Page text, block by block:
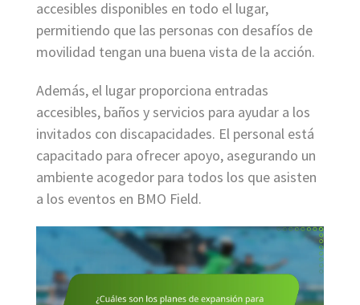
accesibles disponibles en todo el lugar,
permitiendo que las personas con desafíos de
movilidad tengan una buena vista de la acción.
Además, el lugar proporciona entradas
accesibles, baños y servicios para ayudar a los
invitados con discapacidades. El personal está
capacitado para ofrecer apoyo, asegurando un
ambiente acogedor para todos los que asisten
a los eventos en BMO Field.